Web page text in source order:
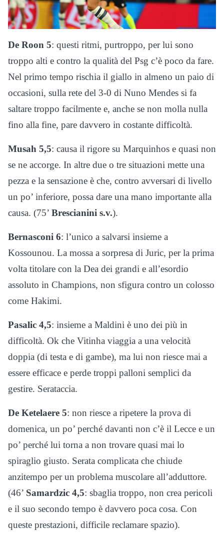
De Roon 5: questi ritmi, purtroppo, per lui sono
troppo alti e contro la qualità del Psg c’è poco da fare.
Nel primo tempo rischia il giallo in almeno un paio di
occasioni, sulla rete del 3-0 di Nuno Mendes si fa
saltare troppo facilmente e, anche se non molla nulla
fino alla fine, pare davvero in costante difficoltà.
Musah 5,5: causa il rigore su Marquinhos e quasi non
se ne accorge. In altre due o tre situazioni mette una
pezza e la sensazione è che, contro avversari di livello
un po’ inferiore, possa dare una mano importante alla
causa. (75’ Brescianini s.v.).
Bernasconi 6: l’unico a salvarsi insieme a
Kossounou. La mossa a sorpresa di Juric, per la prima
volta titolare con la Dea dei grandi e all’esordio
assoluto in Champions, non sfigura contro un colosso
come Hakimi.
Pasalic 4,5: insieme a Maldini è uno dei più in
difficoltà. Ok che Vitinha viaggia a una velocità
doppia (di testa e di gambe), ma lui non riesce mai a
essere efficace e perde troppi palloni semplici da
gestire. Serataccia.
De Ketelaere 5: non riesce a ripetere la prova di
domenica, un po’ perché davanti non c’è il Lecce e un
po’ perché lui torna a non trovare quasi mai lo
spiraglio giusto. Serata complicata che chiude
anzitempo per un problema muscolare all’adduttore.
(46’ Samardzic 4,5: sbaglia troppo, non crea pericoli
e il suo secondo tempo è davvero poca cosa. Con
queste prestazioni, difficile reclamare spazio).